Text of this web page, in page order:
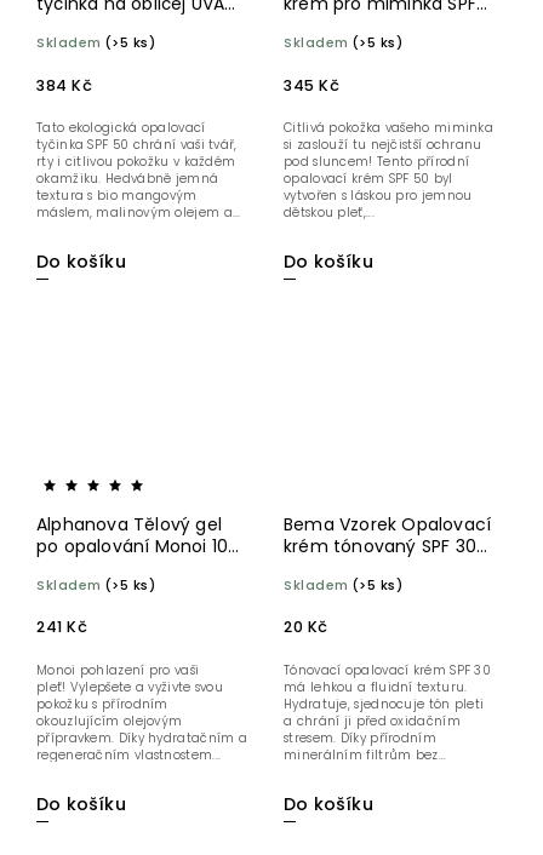
Skladem (>5 ks)
384 Kč
Do košíku
Tato ekologická opalovací
tyčinka SPF 50 chrání vaši tvář,
rty i citlivou pokožku v každém
okamžiku. Hedvábně jemná
textura s bio mangovým
máslem, malinovým olejem a...
Skladem (>5 ks)
345 Kč
Do košíku
Citlivá pokožka vašeho miminka
si zaslouží tu nejčistší ochranu
pod sluncem! Tento přírodní
opalovací krém SPF 50 byl
vytvořen s láskou pro jemnou
dětskou pleť,...
Alphanova Tělový gel
po opalování Monoi 100
Skladem (>5 ks)
241 Kč
Do košíku
Monoi pohlazení pro vaši
pleť! Vylepšete a vyživte svou
pokožku s přírodním
okouzlujícím olejovým
přípravkem. Díky hydratačním a
regeneračním vlastnostem...
Bema Vzorek Opalovací
krém tónovaný SPF 30
Skladem (>5 ks)
20 Kč
Do košíku
Tónovací opalovací krém SPF 30
má lehkou a fluidní texturu.
Hydratuje, sjednocuje tón pleti
a chrání ji před oxidačním
stresem. Díky přírodním
minerálním filtrům bez...